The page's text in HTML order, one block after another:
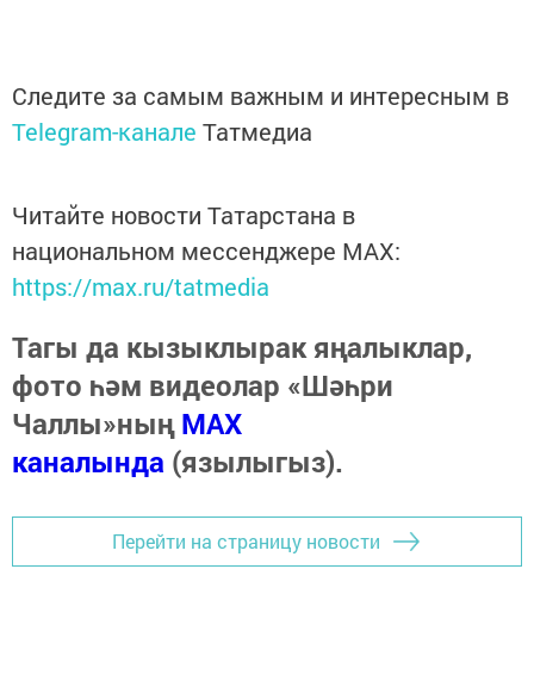
Следите за самым важным и интересным в
Telegram-канале Татмедиа
Читайте новости Татарстана в
национальном мессенджере MАХ:
https://max.ru/tatmedia
Тагы да кызыклырак яңалыклар,
фото һәм видеолар «Шәһри
Чаллы»ныңMAX
каналында (язылыгыз).
Перейти на страницу новости